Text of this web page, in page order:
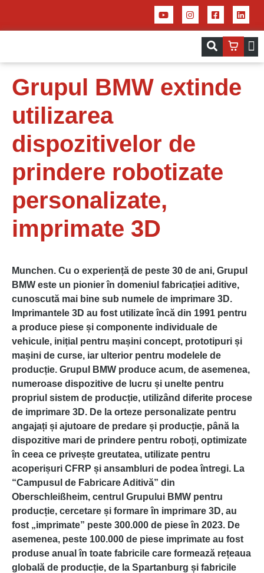
Grupul BMW extinde
utilizarea
dispozitivelor de
prindere robotizate
personalizate,
imprimate 3D
Munchen. Cu o experiență de peste 30 de ani, Grupul
BMW este un pionier în domeniul fabricației aditive,
cunoscută mai bine sub numele de imprimare 3D.
Imprimantele 3D au fost utilizate încă din 1991 pentru
a produce piese și componente individuale de
vehicule, inițial pentru mașini concept, prototipuri și
mașini de curse, iar ulterior pentru modelele de
producție. Grupul BMW produce acum, de asemenea,
numeroase dispozitive de lucru și unelte pentru
propriul sistem de producție, utilizând diferite procese
de imprimare 3D. De la orteze personalizate pentru
angajați și ajutoare de predare și producție, până la
dispozitive mari de prindere pentru roboți, optimizate
în ceea ce privește greutatea, utilizate pentru
acoperișuri CFRP și ansambluri de podea întregi. La
“Campusul de Fabricare Aditivă” din
Oberschleißheim, centrul Grupului BMW pentru
producție, cercetare și formare în imprimare 3D, au
fost „imprimate” peste 300.000 de piese în 2023. De
asemenea, peste 100.000 de piese imprimate au fost
produse anual în toate fabricile care formează rețeaua
globală de producție, de la Spartanburg și fabricile